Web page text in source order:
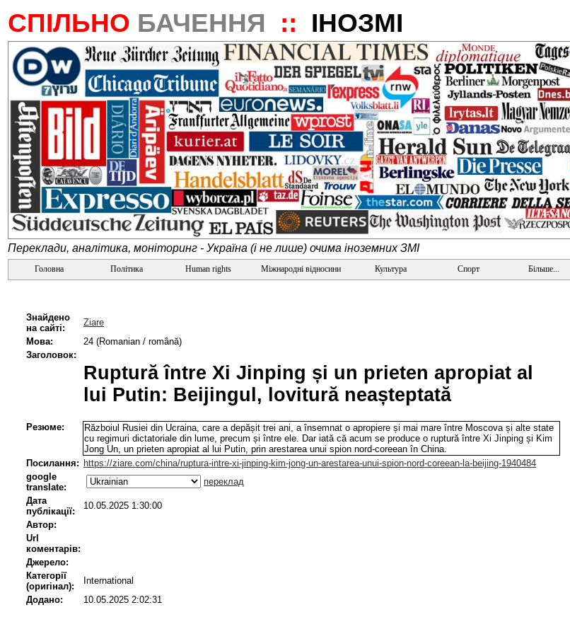
СПІЛЬНО БАЧЕННЯ :: ІНОЗМІ
Переклади, аналітика, моніторинг - Україна (і не лише) очима іноземних ЗМІ
Головна Політика Human rights Міжнародні відносини Культура Спорт Більше...
Знайдено
на сайті:
Ziare
Мова:
24 (Romanian / română)
Заголовок:
Ruptură între Xi Jinping și un prieten apropiat al
lui Putin: Beijingul, lovitură neașteptată
Резюме:
Războiul Rusiei din Ucraina, care a depășit trei ani, a însemnat o apropiere și mai mare între Moscova și alte state
cu regimuri dictatoriale din lume, precum și între ele. Dar iată că acum se produce o ruptură între Xi Jinping și Kim
Jong Un, un prieten apropiat al lui Putin, prin arestarea unui spion nord-coreean în China.
Посилання: https://ziare.com/china/ruptura-intre-xi-jinping-kim-jong-un-arestarea-unui-spion-nord-coreean-la-beijing-1940484
google
translate:
переклад
Дата
публікації:
10.05.2025 1:30:00
Автор:
Url
коментарів:
Джерело:
Категорії
(оригінал):
International
Додано:
10.05.2025 2:02:31